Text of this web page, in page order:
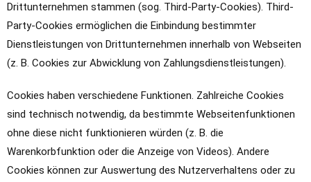
Drittunternehmen stammen (sog. Third-Party-Cookies). Third-
Party-Cookies ermöglichen die Einbindung bestimmter
Dienstleistungen von Drittunternehmen innerhalb von Webseiten
(z. B. Cookies zur Abwicklung von Zahlungsdienstleistungen).
Cookies haben verschiedene Funktionen. Zahlreiche Cookies
sind technisch notwendig, da bestimmte Webseitenfunktionen
ohne diese nicht funktionieren würden (z. B. die
Warenkorbfunktion oder die Anzeige von Videos). Andere
Cookies können zur Auswertung des Nutzerverhaltens oder zu